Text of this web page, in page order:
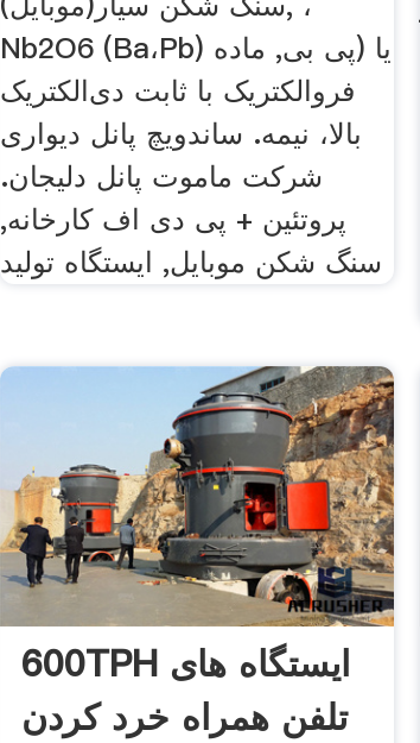
Nb2O6 (Ba،Pb) یا (پی بی, ماده
فروالکتریک با ثابت دی‌الکتریک
بالا، نیمه. ساندویچ پانل دیواری
شركت ماموت پانل دلیجان.
پروتئین + پی دی اف کارخانه,
سنگ شکن موبایل, ایستگاه تولید
600TPH ایستگاه های
تلفن همراه خرد کردن